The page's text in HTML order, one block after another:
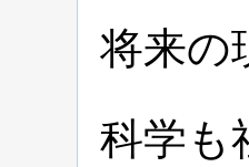
将来の
科学も